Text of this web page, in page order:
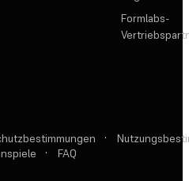
Formlabs-
·
· FAQ